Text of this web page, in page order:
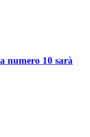
numero 10 sarà